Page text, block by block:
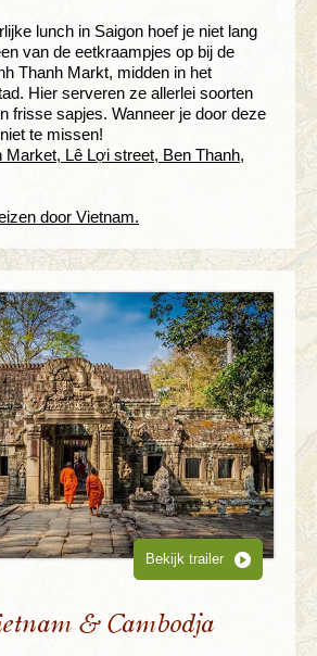
lunch in Saigon hoef je niet lang
van de eetkraampjes op bij de
Thanh Markt, midden in het
Hier serveren ze allerlei soorten
frisse sapjes. Wanneer je door deze
te missen!
Market, Lê Lợi street, Ben Thanh,
door Vietnam.
Bekijk trailer
& Cambodja